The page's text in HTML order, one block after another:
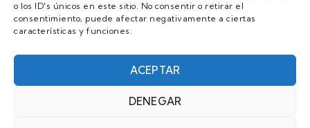
o los ID's únicos en este sitio. No consentir o retirar el
consentimiento, puede afectar negativamente a ciertas
características y funciones.
ACEPTAR
DENEGAR
Guias
Contacto
Únete